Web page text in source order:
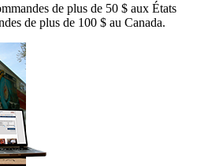
de plus de 50 $ aux États
de plus de 100 $ au Canada.